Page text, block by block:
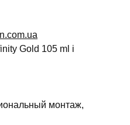
Gold 105 ml і
монтаж,